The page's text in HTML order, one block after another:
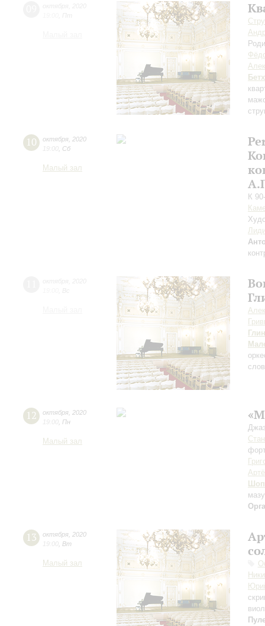
10 октября 2020
19:00 Сб
Малый зал
К
12 октября 2020
19:00 Пн
Малый зал
13 октября 2020
19:00 Вт
Малый зал